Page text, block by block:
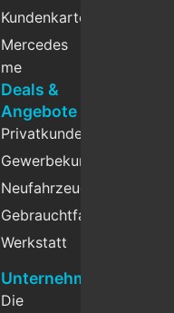
Kundenkarte
Mercedes
me
Deals &
Angebote
Privatkunden
Gewerbekunden
Neufahrzeuge
Gebrauchtfahrzeuge
Werkstatt
Unternehmen
Die